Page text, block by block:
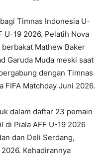
Timnas Indonesia U-
U-19 2026. Pelatih Nova
Mathew Baker
Garuda Muda meski saat
dengan Timnas
FIFA Matchday Juni 2026.
dalam daftar 23 pemain
di Piala AFF U-19 2026
dan Deli Serdang,
Kehadirannya